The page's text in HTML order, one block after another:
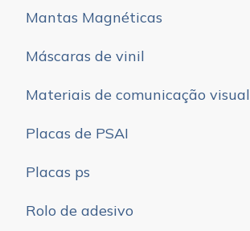
Mantas Magnéticas
Máscaras de vinil
Materiais de comunicação visual
Placas de PSAI
Placas ps
Rolo de adesivo